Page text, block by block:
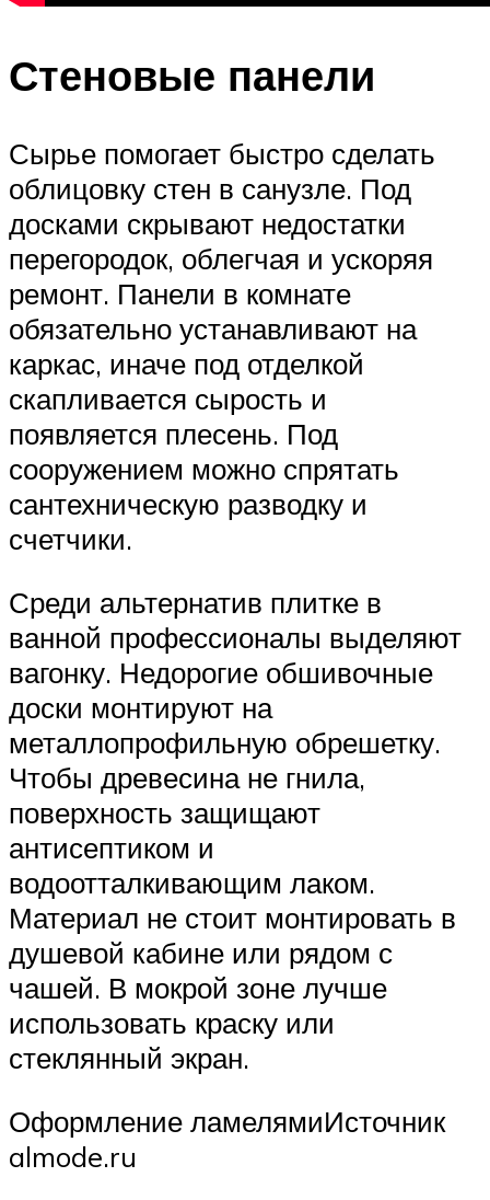
Стеновые панели
Сырье помогает быстро сделать
облицовку стен в санузле. Под
досками скрывают недостатки
перегородок, облегчая и ускоряя
ремонт. Панели в комнате
обязательно устанавливают на
каркас, иначе под отделкой
скапливается сырость и
появляется плесень. Под
сооружением можно спрятать
сантехническую разводку и
счетчики.
Среди альтернатив плитке в
ванной профессионалы выделяют
вагонку. Недорогие обшивочные
доски монтируют на
металлопрофильную обрешетку.
Чтобы древесина не гнила,
поверхность защищают
антисептиком и
водоотталкивающим лаком.
Материал не стоит монтировать в
душевой кабине или рядом с
чашей. В мокрой зоне лучше
использовать краску или
стеклянный экран.
Оформление ламелямиИсточник
almode.ru